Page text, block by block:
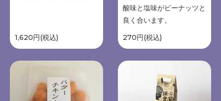
1,620円(税込)
酸味と塩味がピーナッツと
良く合います。
270円(税込)